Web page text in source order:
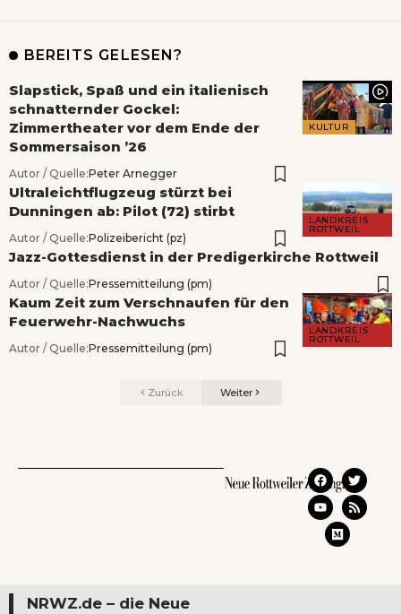
BEREITS GELESEN?
KULTUR
Slapstick, Spaß und ein italienisch
schnatternder Gockel:
Zimmertheater vor dem Ende der
Sommersaison ’26
Autor / Quelle:Peter Arnegger
LANDKREIS
ROTTWEIL
Ultraleichtflugzeug stürzt bei
Dunningen ab: Pilot (72) stirbt
Autor / Quelle:Polizeibericht (pz)
Jazz-Gottesdienst in der Predigerkirche Rottweil
Autor / Quelle:Pressemitteilung (pm)
LANDKREIS
ROTTWEIL
Kaum Zeit zum Verschnaufen für den
Feuerwehr-Nachwuchs
Autor / Quelle:Pressemitteilung (pm)
Zurück Weiter
NRWZ.de – die Neue